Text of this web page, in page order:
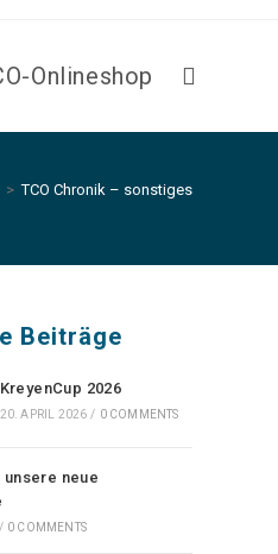
Onlineshop
> TCO Chronik – sonstiges
Beiträge
KreyenCup 2026
20. APRIL 2026 / 0 COMMENTS
neue
/ 0 COMMENTS